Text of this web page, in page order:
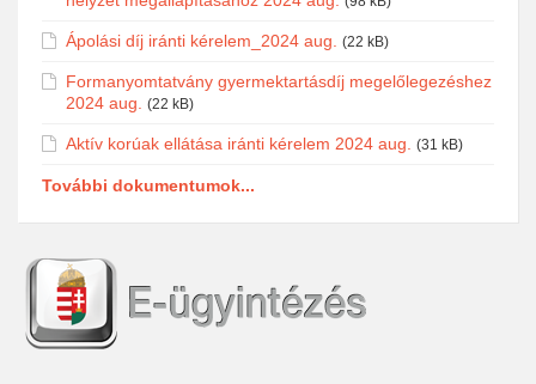
Ápolási díj iránti kérelem_2024 aug. (22 kB)
Formanyomtatvány gyermektartásdíj megelőlegezéshez
2024 aug.
(22 kB)
Aktív korúak ellátása iránti kérelem 2024 aug. (31 kB)
További dokumentumok...